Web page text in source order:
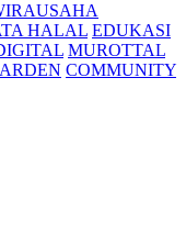
HALAL EDUKASI
MUROTTAL
COMMUNITY